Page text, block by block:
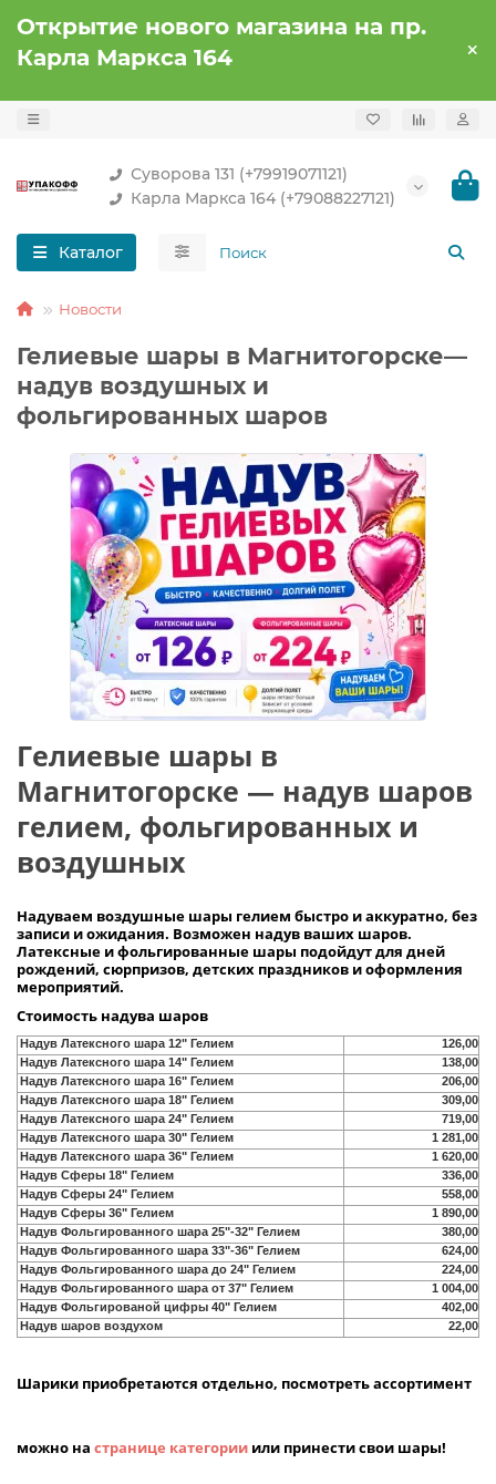
Открытие нового магазина на пр.
Карла Маркса 164
Суворова 131 (+79919071121)
Карла Маркса 164 (+79088227121)
Каталог
Новости
Гелиевые шары в Магнитогорске—
надув воздушных и
фольгированных шаров
Гелиевые шары в
Магнитогорске — надув шаров
гелием, фольгированных и
воздушных
Надуваем воздушные шары гелием быстро и аккуратно, без
записи и ожидания. Возможен надув ваших шаров.
Латексные и фольгированные шары подойдут для дней
рождений, сюрпризов, детских праздников и оформления
мероприятий.
Стоимость надува шаров
Надув Латексного шара 12" Гелием
126,00
Надув Латексного шара 14" Гелием
138,00
Надув Латексного шара 16" Гелием
206,00
Надув Латексного шара 18" Гелием
309,00
Надув Латексного шара 24" Гелием
719,00
Надув Латексного шара 30" Гелием
1 281,00
Надув Латексного шара 36" Гелием
1 620,00
Надув Сферы 18" Гелием
336,00
Надув Сферы 24" Гелием
558,00
Надув Сферы 36" Гелием
1 890,00
Надув Фольгированного шара 25"-32" Гелием
380,00
Надув Фольгированного шара 33"-36" Гелием
624,00
Надув Фольгированного шара до 24" Гелием
224,00
Надув Фольгированного шара от 37" Гелием
1 004,00
Надув Фольгированой цифры 40" Гелием
402,00
Надув шаров воздухом
22,00
Шарики приобретаются отдельно, посмотреть ассортимент
можно на странице категории или принести свои шары!